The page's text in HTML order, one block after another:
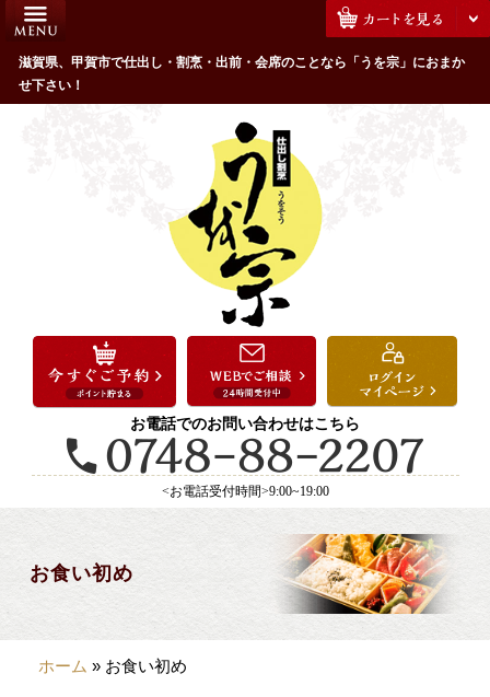
滋賀県、甲賀市で仕出し・割烹・出前・会席のことなら「うを宗」におまか
せ下さい！
お電話でのお問い合わせはこちら
<お電話受付時間>9:00~19:00
お食い初め
HOME
うを宗のこだわり
配達エリア・注文方法
お祝い・ハレの日
法事・法要
接待・おもてなし
会議・セミナー弁当
製薬会社様向け
観光・行楽
ホーム » お食い初め